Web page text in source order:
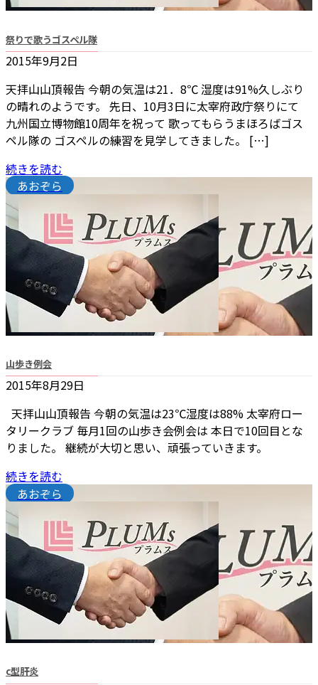
祭りで歌うゴスペル隊
2015年9月2日
天拝山山頂報告 今朝の気温は21．8℃ 湿度は91%久しぶり
の晴れのようです。 先日、10月3日に太宰府政庁祭りにて
九州国立博物館10周年を祝って 歌ってもらうまほろばゴス
ペル隊の ゴスペルの練習を見学してきました。 […]
続きを読む
あおぞら
山歩き例会
2015年8月29日
天拝山山頂報告 今朝の気温は23℃湿度は88% 太宰府ロー
タリークラブ 毎月1回の山歩き会例会は 本日で10回目とな
りました。 継続が大切と思い、頑張っていきます。
続きを読む
あおぞら
c型肝炎